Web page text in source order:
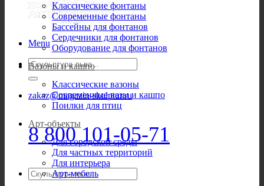
Menu
Искать:
zakaz@magazin-skulptur.ru
8 800 101-05-71
Искать:
Классические фонтаны
Современные фонтаны
Бассейны для фонтанов
Сердечники для фонтанов
Оборудование для фонтанов
Вазоны и кашпо
Классические вазоны
Современные вазы и кашпо
Поилки для птиц
Арт-объекты
Для городской среды
Для частных территорий
Для интерьера
Арт-мебель